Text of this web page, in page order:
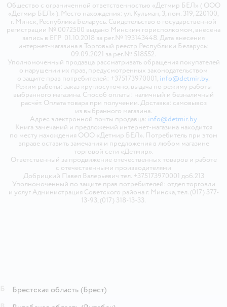
Общество с ограниченной ответственностью «Детмир БЕЛ» ( ООО
«Детмир БЕЛ» ). Место нахождения: ул. Кульман, 3, пом. 319, 220100,
г. Минск, Республика Беларусь. Свидетельство о государственной
регистрации № 0072500 выдано Минским горисполкомом, внесена
запись в ЕГР 01.10.2018 за рег.№ 193143448. Дата внесения
интернет-магазина в Торговый реестр Республики Беларусь:
09.09.2021 за рег.№ 518552.
Уполномоченный продавца рассматривать обращения покупателей
о нарушении их прав, предусмотренных законодательством
о защите прав потребителей: +375173970001, info@detmir.by.
Режим работы: заказ круглосуточно, выдача по режиму работы
выбранного магазина. Способ оплаты: наличный и безналичный
расчёт. Оплата товара при получении. Доставка: самовывоз
из выбранного магазина.
Адрес электронной почты продавца: info@detmir.by
Книга замечаний и предложений интернет-магазина находится
по месту нахождения ООО «Детмир БЕЛ». Потребитель при этом
вправе оставить замечания и предложения в любом магазине
торговой сети «Детмир».
Ответственный за продвижение отечественных товаров и работе
с отечественными производителями
Добрицкий Павел Валерьевич тел. +375173970001 доб.213
Уполномоченный по защите прав потребителей: отдел торговли
и услуг Администрация Советского района г. Минска, тел. (017) 377-
13-93, (017) 318-13-33.
Брестская область (Брест)